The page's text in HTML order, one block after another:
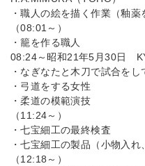
・職人の絵を描く作業（釉薬
（08:01～）
・籠を作る職人
08:24～昭和21年5月30日
・なぎなたと木刀で試合を
・弓道をする女性
・柔道の模範演技
（11:24～）
・七宝細工の最終検査
・七宝細工の製品（小物入れ
（12:18～）